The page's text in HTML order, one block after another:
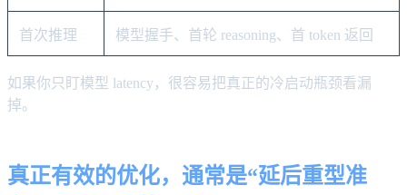
首次推理 模型握手、首轮 reasoning、首 token 返回
如果你只盯模型 latency，很容易把真正的冷启动瓶颈看漏
掉。
真正有效的优化，通常是“延后重型准